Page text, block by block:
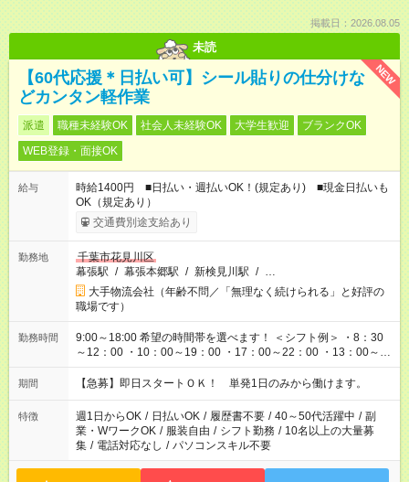
掲載日：2026.08.05
未読
NEW
【60代応援＊日払い可】シール貼りの仕分けな
どカンタン軽作業
派遣 職種未経験OK 社会人未経験OK 大学生歓迎
ブランクOK
WEB登録・面接OK
給与
時給1400円 ■日払い・週払いOK！(規定あり) ■現金日払いも
OK（規定あり）
交通費別途支給あり
勤務地
千葉市花見川区
幕張駅 / 幕張本郷駅 / 新検見川駅 / …
大手物流会社（年齢不問／「無理なく続けられる」と好評の
職場です）
勤務時間
9:00～18:00 希望の時間帯を選べます！ ＜シフト例＞ ・8：30
～12：00 ・10：00～19：00 ・17：00～22：00 ・13：00～
22：00 ・22：00～翌6：00 など
期間 【急募】即日スタートＯＫ！ 単発1日のみから働けます。
特徴 週1日からOK / 日払いOK / 履歴書不要 / 40～50代活躍中 / 副
業・WワークOK / 服装自由 / シフト勤務 / 10名以上の大量募
集 / 電話対応なし / パソコンスキル不要